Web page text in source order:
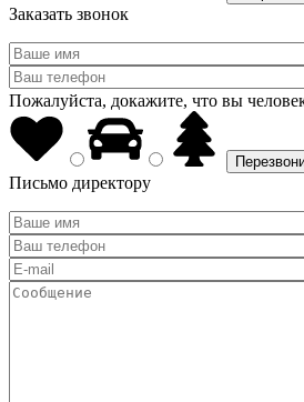
Заказать звонок
Пожалуйста, докажите, что вы
Письмо директору